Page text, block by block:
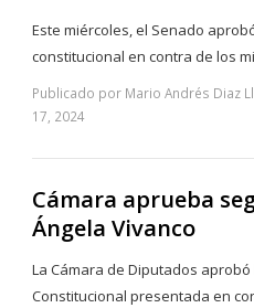
Este miércoles, el Senado
constitucional en contra de los
Publicado por Mario Andrés Diaz
17, 2024
Cámara aprueba
Ángela Vivanco
La Cámara de Diputados
Constitucional presentada en